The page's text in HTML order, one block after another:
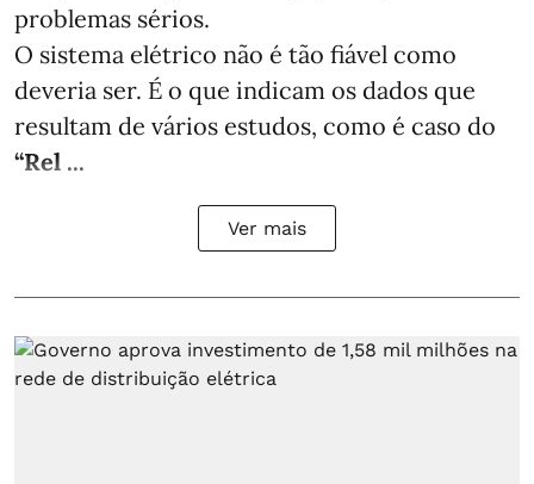
problemas sérios.
O sistema elétrico não é tão fiável como
deveria ser. É o que indicam os dados que
resultam de vários estudos, como é caso do
“Rel ...
Ver mais